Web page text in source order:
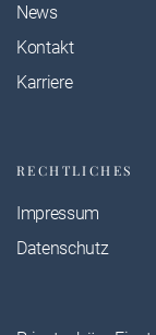
News
Kontakt
Karriere
RECHTLICHES
Impressum
Datenschutz